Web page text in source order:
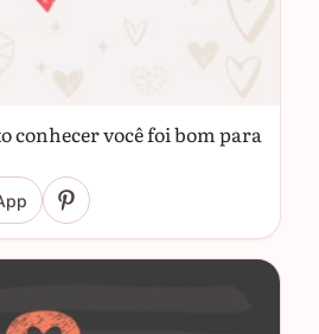
conhecer você foi bom para